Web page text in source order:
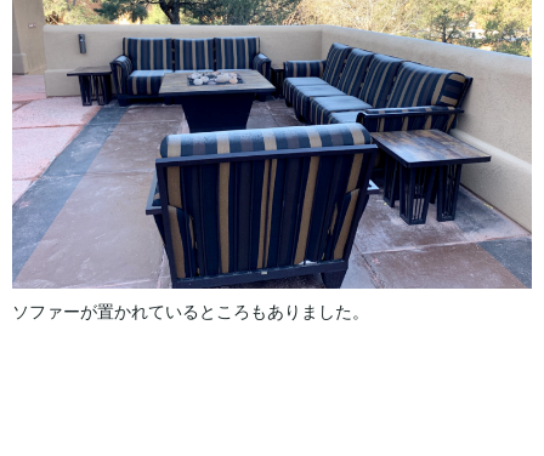
ソファーが置かれているところもありました。